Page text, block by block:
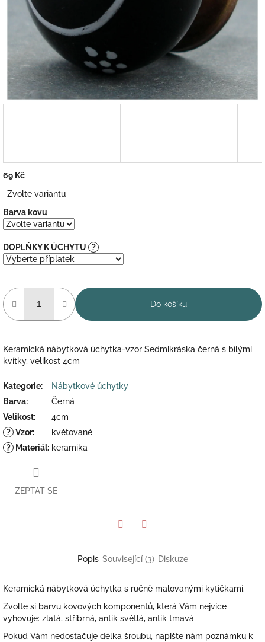
69 Kč
cena:
Zvolte variantu
Barva kovu
DOPLŇKY K ÚCHYTU ?
Do košíku
Keramická nábytková úchytka-vzor Sedmikráska černá s bílými
kvítky, velikost 4cm
Kategorie:
Nábytkové úchytky
Barva:
Černá
Velikost:
4cm
? Vzor:
květované
?
Materiál: keramika
ZEPTAT SE
Popis Související (3) Diskuze
Keramická nábytková úchytka s ručně malovanými kytičkami.
Zvolte si barvu kovových komponentů, která Vám nejvíce
vyhovuje: zlatá, stříbrná, antik světlá, antik tmavá
Pokud Vám nedostačuje délka šroubu, napište nám poznámku k